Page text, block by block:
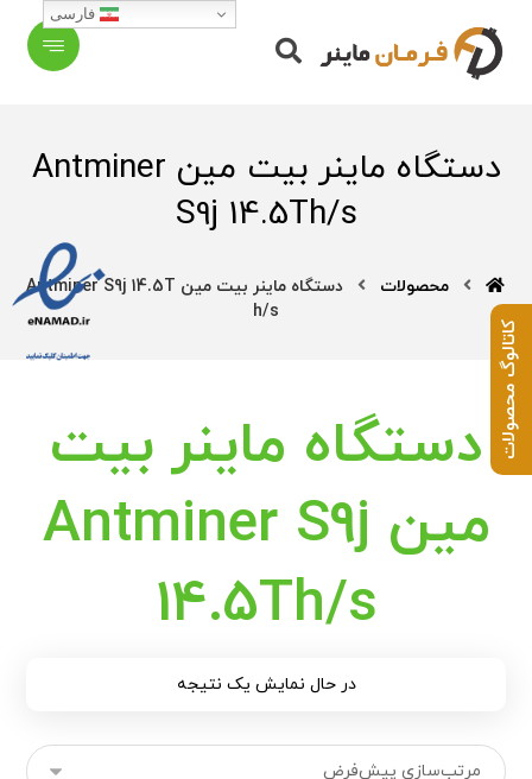
دستگاه ماینر بیت مین Antminer
S9j 14.5Th/s
محصولات
دستگاه ماینر بیت مین Antminer S9j 14.5T
h/s
دستگاه ماینر بیت
مین Antminer S9j
14.5Th/s
در حال نمایش یک نتیجه
فارسی
کاتالوگ محصولات